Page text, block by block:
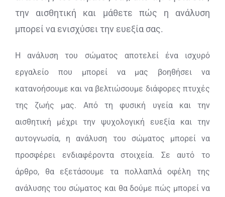
την αισθητική και μάθετε πώς η ανάλυση
μπορεί να ενισχύσει την ευεξία σας.
Η ανάλυση του σώματος αποτελεί ένα ισχυρό
εργαλείο που μπορεί να μας βοηθήσει να
κατανοήσουμε και να βελτιώσουμε διάφορες πτυχές
της ζωής μας. Από τη φυσική υγεία και την
αισθητική μέχρι την ψυχολογική ευεξία και την
αυτογνωσία, η ανάλυση του σώματος μπορεί να
προσφέρει ενδιαφέροντα στοιχεία. Σε αυτό το
άρθρο, θα εξετάσουμε τα πολλαπλά οφέλη της
ανάλυσης του σώματος και θα δούμε πώς μπορεί να